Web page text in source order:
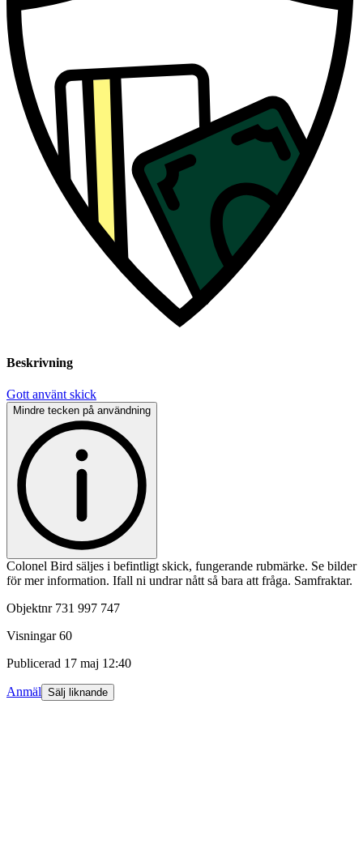
Beskrivning
Gott använt skick
Mindre tecken på användning
Colonel Bird säljes i befintligt skick, fungerande rubmärke. Se bilder
för mer information. Ifall ni undrar nått så bara att fråga. Samfraktar.
Objektnr 731 997 747
Visningar 60
Publicerad 17 maj 12:40
Anmäl Sälj liknande